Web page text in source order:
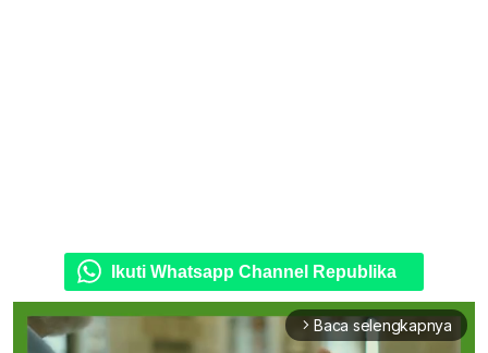
Ikuti Whatsapp Channel Republika
arrow_forward_ios Baca selengkapnya